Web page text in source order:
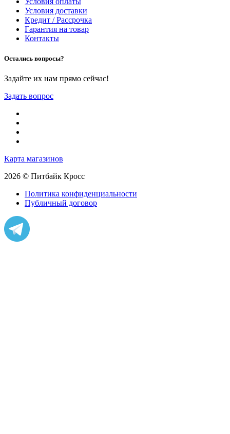
Условия доставки
Кредит / Рассрочка
Гарантия на товар
Контакты
Остались вопросы?
Задайте их нам прямо сейчас!
Задать вопрос
Карта магазинов
2026 © Питбайк Кросс
Политика конфиденциальности
Публичный договор